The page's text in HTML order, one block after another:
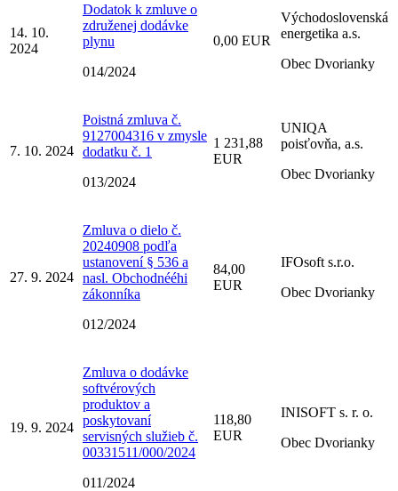
14. 10.
2024
Dodatok k zmluve o
združenej dodávke
plynu
014/2024
0,00 EUR
Východoslovenská
energetika a.s.
Obec Dvorianky
7. 10. 2024
Poistná zmluva č.
9127004316 v zmysle
dodatku č. 1
013/2024
1 231,88
EUR
UNIQA
poisťovňa, a.s.
Obec Dvorianky
27. 9. 2024
Zmluva o dielo č.
20240908 podľa
ustanovení § 536 a
nasl. Obchodnééhi
zákonníka
012/2024
84,00
EUR
IFOsoft s.r.o.
Obec Dvorianky
19. 9. 2024
Zmluva o dodávke
softvérových
produktov a
poskytovaní
servisných služieb č.
00331511/000/2024
011/2024
118,80
EUR
INISOFT s. r. o.
Obec Dvorianky